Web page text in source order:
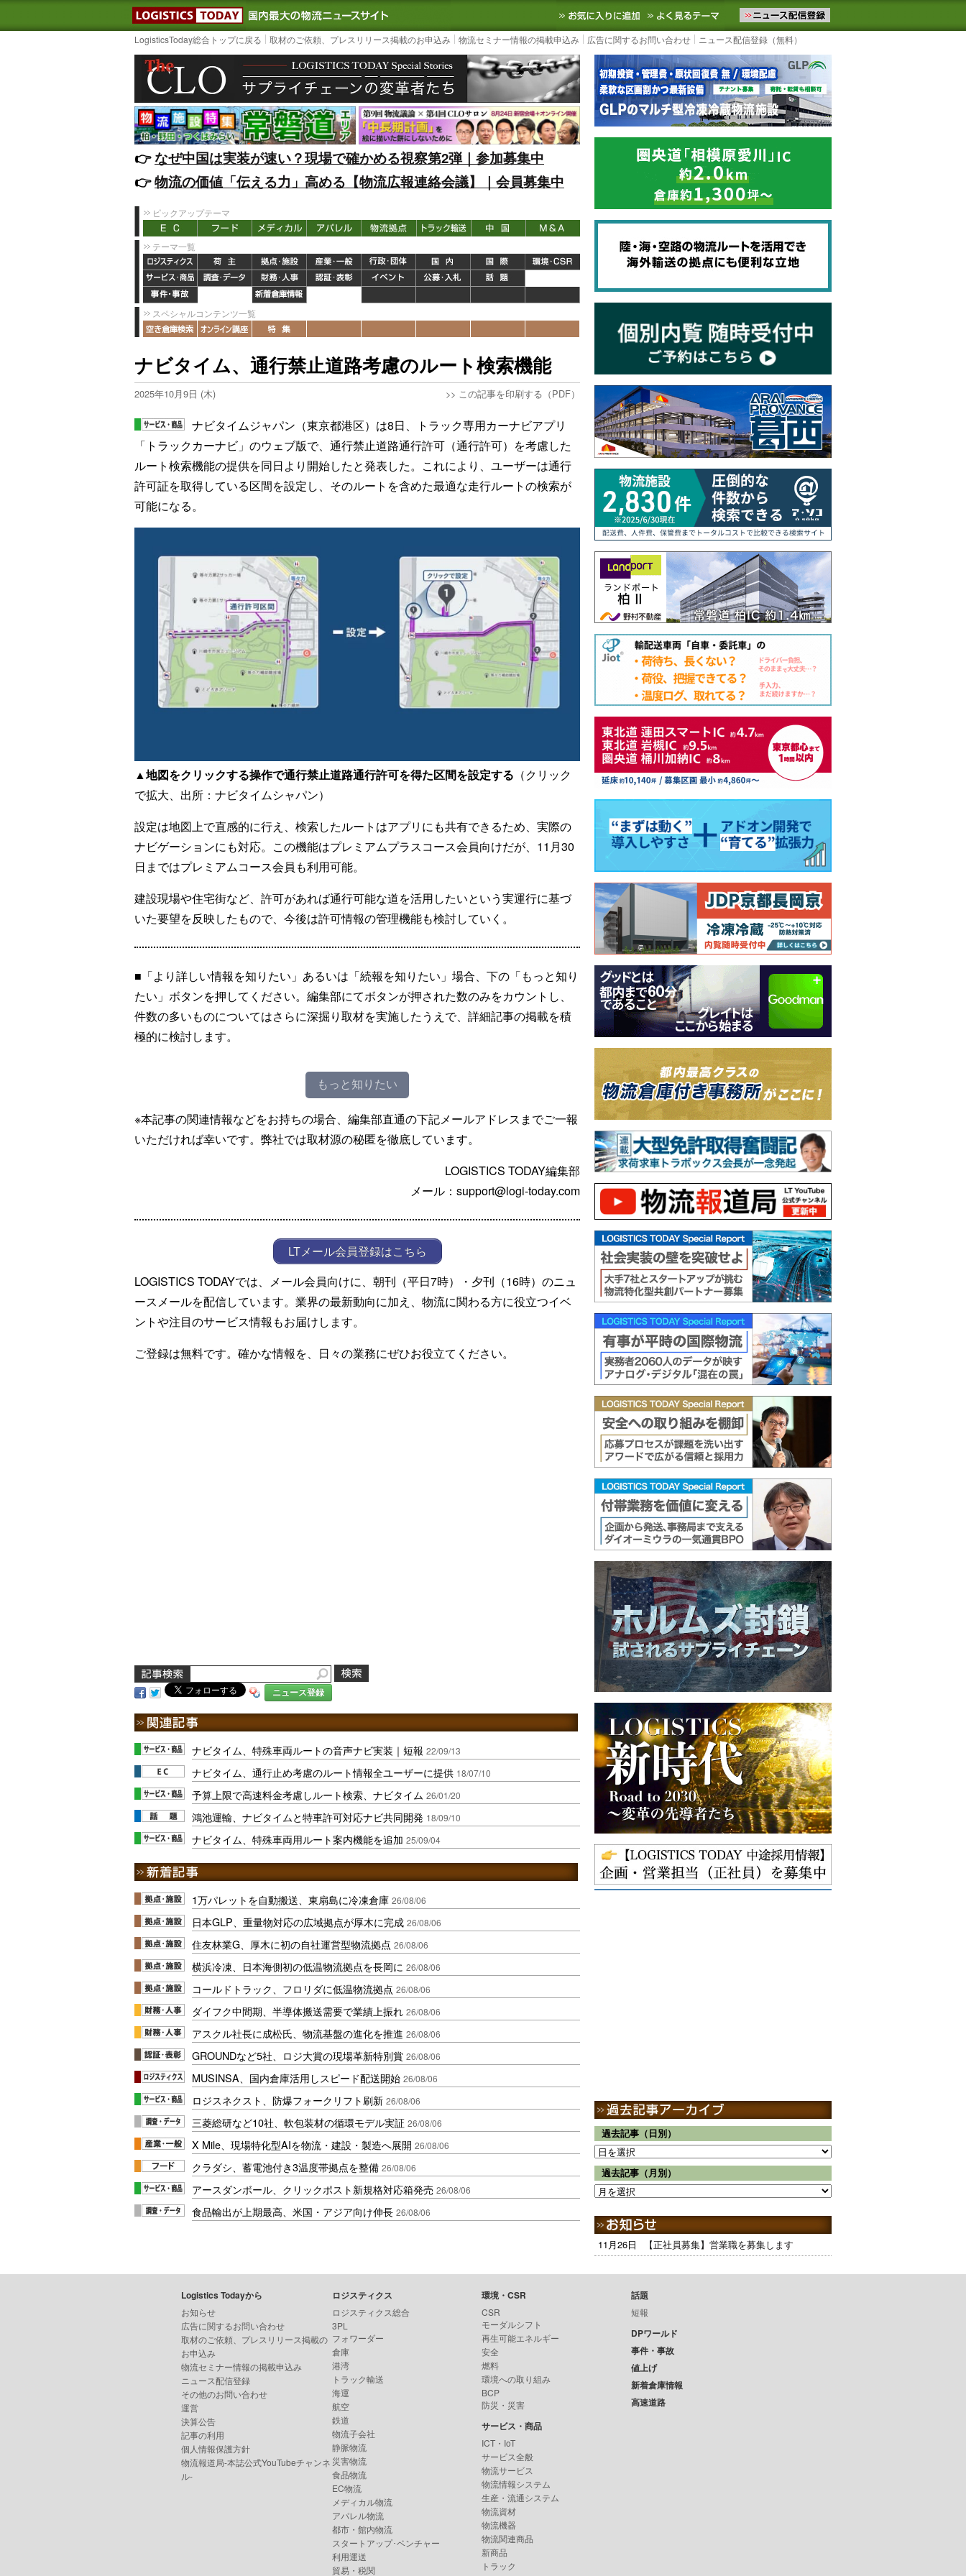
LOGISTICS TODAY｜国内最大の物流ニュースサイト3PL, SCMなど国内外の最新の物流ニュースをお届けします。物流ニュースメール配信を登録す
お気に入りに追加 よく見るテーマ
LogisticsToday総合トップに戻る 取材のご依頼、プレスリリース掲載のお申込み 物流セミナー情報の掲載申込み 広告に関するお問い合わせ ニュース配信登録（無料）
👉️なぜ中国は実装が速い？現場で確かめる視察第2弾｜参加募集中
👉️物流の価値「伝える力」高める【物流広報連絡会議】｜会員募集中
ピックアップテーマ
テーマ一覧
スペシャルコンテンツ一覧
ナビタイム、通行禁止道路考慮のルート検索機能
2025年10月9日 (木) >> この記事を印刷する（PDF）
ナビタイムジャパン（東京都港区）は8日、トラック専用カーナビアプリ
「トラックカーナビ」のウェブ版で、通行禁止道路通行許可（通行許可）を考慮した
ルート検索機能の提供を同日より開始したと発表した。これにより、ユーザーは通行
許可証を取得している区間を設定し、そのルートを含めた最適な走行ルートの検索が
可能になる。
▲地図をクリックする操作で通行禁止道路通行許可を得た区間を設定する （クリック
で拡大、出所：ナビタイムシャパン）
設定は地図上で直感的に行え、検索したルートはアプリにも共有できるため、実際の
ナビゲーションにも対応。この機能はプレミアムプラスコース会員向けだが、11月30
日まではプレミアムコース会員も利用可能。
建設現場や住宅街など、許可があれば通行可能な道を活用したいという実運行に基づ
いた要望を反映したもので、今後は許可情報の管理機能も検討していく。
■「より詳しい情報を知りたい」あるいは「続報を知りたい」場合、下の「もっと知り
たい」ボタンを押してください。編集部にてボタンが押された数のみをカウントし、
件数の多いものについてはさらに深掘り取材を実施したうえで、詳細記事の掲載を積
極的に検討します。
もっと知りたい
※本記事の関連情報などをお持ちの場合、編集部直通の下記メールアドレスまでご一報
いただければ幸いです。弊社では取材源の秘匿を徹底しています。
LOGISTICS TODAY編集部
メール：support@logi-today.com
LTメール会員登録はこちら
LOGISTICS TODAYでは、メール会員向けに、朝刊（平日7時）・夕刊（16時）のニュ
ースメールを配信しています。業界の最新動向に加え、物流に関わる方に役立つイベ
ントや注目のサービス情報もお届けします。
ご登録は無料です。確かな情報を、日々の業務にぜひお役立てください。
ニュース登録
ナビタイム、特殊車両ルートの音声ナビ実装｜短報 22/09/13
ナビタイム、通行止め考慮のルート情報全ユーザーに提供 18/07/10
予算上限で高速料金考慮しルート検索、ナビタイム 26/01/20
鴻池運輸、ナビタイムと特車許可対応ナビ共同開発 18/09/10
ナビタイム、特殊車両用ルート案内機能を追加 25/09/04
1万パレットを自動搬送、東扇島に冷凍倉庫 26/08/06
日本GLP、重量物対応の広域拠点が厚木に完成 26/08/06
住友林業G、厚木に初の自社運営型物流拠点 26/08/06
横浜冷凍、日本海側初の低温物流拠点を長岡に 26/08/06
コールドトラック、フロリダに低温物流拠点 26/08/06
ダイフク中間期、半導体搬送需要で業績上振れ 26/08/06
アスクル社長に成松氏、物流基盤の進化を推進 26/08/06
GROUNDなど5社、ロジ大賞の現場革新特別賞 26/08/06
MUSINSA、国内倉庫活用しスピード配送開始 26/08/06
ロジスネクスト、防爆フォークリフト刷新 26/08/06
三菱総研など10社、軟包装材の循環モデル実証 26/08/06
X Mile、現場特化型AIを物流・建設・製造へ展開 26/08/06
クラダシ、蓄電池付き3温度帯拠点を整備 26/08/06
アースダンボール、クリックポスト新規格対応箱発売 26/08/06
食品輸出が上期最高、米国・アジア向け伸長 26/08/06
過去記事（日別）
過去記事（月別）
11月26日 【正社員募集】営業職を募集します
Logistics Todayから
お知らせ
広告に関するお問い合わせ
取材のご依頼、プレスリリース掲載の
お申込み
物流セミナー情報の掲載申込み
ニュース配信登録
その他のお問い合わせ
運営
決算公告
記事の利用
個人情報保護方針
物流報道局-本誌公式YouTubeチャンネ
ル-
ロジスティクス
ロジスティクス総合
3PL
フォワーダー
倉庫
港湾
トラック輸送
海運
航空
鉄道
物流子会社
静脈物流
災害物流
食品物流
EC物流
メディカル物流
アパレル物流
都市・館内物流
スタートアップ･ベンチャー
利用運送
貿易・税関
環境・CSR
CSR
モーダルシフト
再生可能エネルギー
安全
燃料
環境への取り組み
BCP
防災・災害
サービス・商品
ICT・IoT
サービス全般
物流サービス
物流情報システム
生産・流通システム
物流資材
物流機器
物流関連商品
新商品
トラック
話題
短報
DPワールド
事件・事故
値上げ
新着倉庫情報
高速道路